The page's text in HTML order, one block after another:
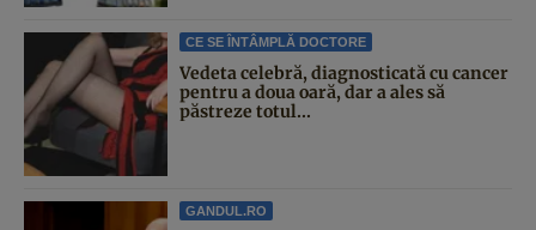
CE SE ÎNTÂMPLĂ DOCTORE
Vedeta celebră, diagnosticată cu cancer
pentru a doua oară, dar a ales să
păstreze totul...
GANDUL.RO